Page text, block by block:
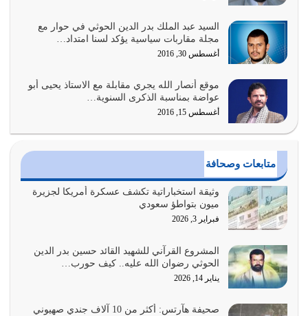
أبرز أسباب الشقاء هو الإعراض عن ذكر الله وعن هدى الله
المتمثل في القرآن الكريم
يوليو 31, 2026
أولياء الشيطان كلما كانوا أكثر ولاءً وطاعة للشيطان كلما كانوا
أكثر ضعفاً
يوليو 30, 2026
وعد الله تعالى من يُقتل في سبيله بالحياة الأبدية والرزق
والاستبشار والنجاة والخلود في…
يوليو 29, 2026
القرآن الكريم هو أهم مصدر لمعرفة رسول الله معرفة سيرته
معرفة شخصيته معرفة عظمته
يوليو 28, 2026
هل نحن من الصالحين؟ قيِّم نفسك هنا اترك القرآن على أصله
وأعرض نفسك، وأعرض ما لديك على…
يوليو 27, 2026
السيد عبد الملك بدر الدين الحوثي في حوار مع
مجلة مقاربات سياسية يؤكد لسنا امتداد…
أغسطس 30, 2016
موقع أنصار الله يجري مقابلة مع الاستاذ يحيى أبو
عواضة بمناسبة الذكرى السنوية…
أغسطس 15, 2016
متابعات وصحافة
وثيقة استخباراتية تكشف عسكرة أمريكا لجزيرة
ميون بتواطؤ سعودي
فبراير 3, 2026
المشروع القرآني للشهيد القائد حسين بدر الدين
الحوثي رضوان الله عليه.. كيف حورب…
يناير 14, 2026
صحيفة هآرتس: أكثر من 10 آلاف جندي صهيوني